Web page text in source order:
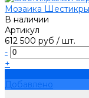
Мозаика
В наличии
Артикул
612 500 руб / шт.
-
+
Добавлено